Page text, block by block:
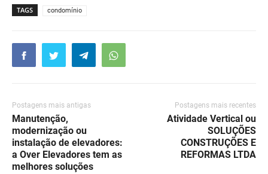
TAGS condomínio
Postagens mais antigas
Manutenção,
modernização ou
instalação de elevadores:
a Over Elevadores tem as
melhores soluções
Postagens mais recentes
Atividade Vertical ou
SOLUÇÕES
CONSTRUÇÕES E
REFORMAS LTDA